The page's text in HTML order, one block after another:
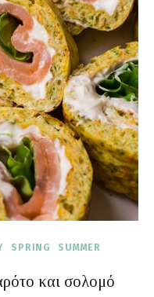
SPRING
SUMMER
και σολομό